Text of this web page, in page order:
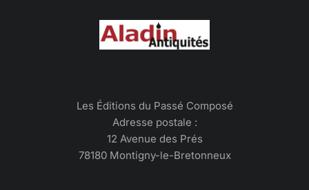
Les Éditions du Passé Composé
Adresse postale :
12 Avenue des Prés
78180 Montigny-le-Bretonneux